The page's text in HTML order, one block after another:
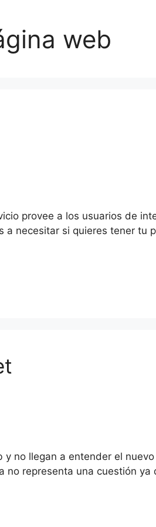
web
provee a los usuarios de
necesitar si quieres tener tu
no llegan a entender el
representa una cuestión